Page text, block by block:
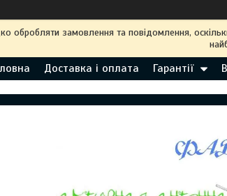
обробляти замовлення та повідомлення,
Доставка і оплата Гарантії